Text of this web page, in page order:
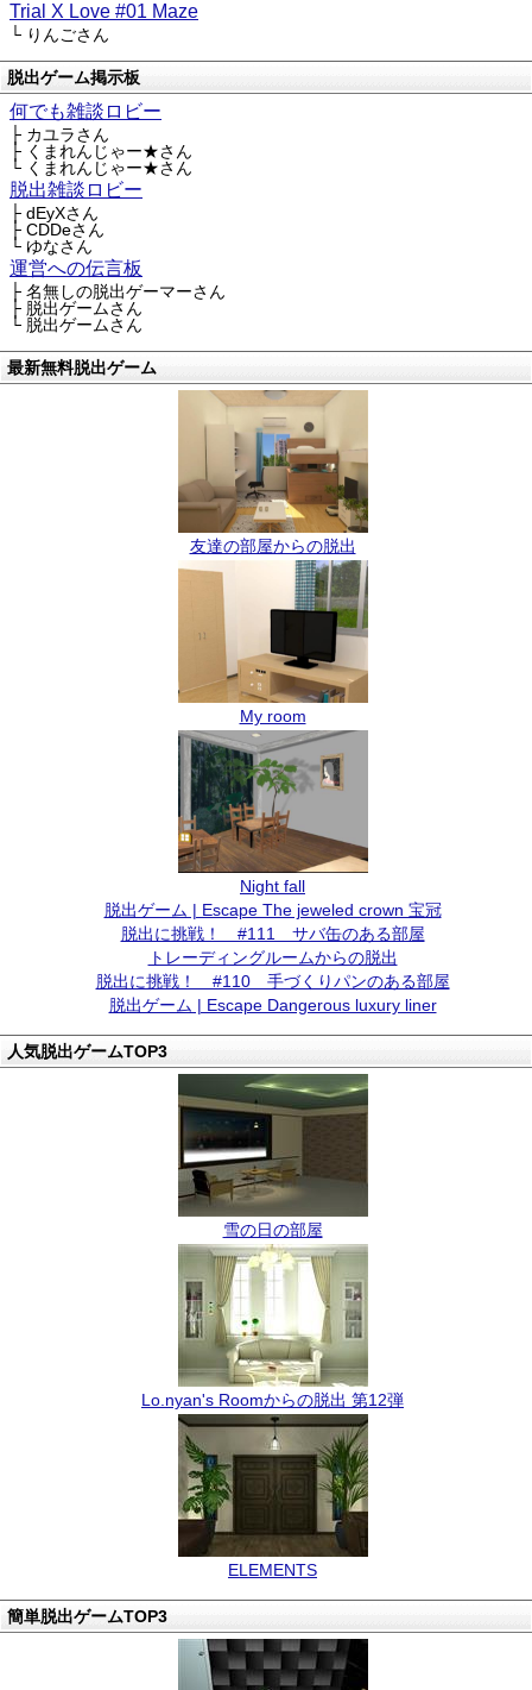
Trial X Love #01 Maze
└ りんごさん
脱出ゲーム掲示板
何でも雑談ロビー
├ カユラさん
├ くまれんじゃー★さん
└ くまれんじゃー★さん
脱出雑談ロビー
├ dEyXさん
├ CDDeさん
└ ゆなさん
運営への伝言板
├ 名無しの脱出ゲーマーさん
├ 脱出ゲームさん
└ 脱出ゲームさん
最新無料脱出ゲーム
友達の部屋からの脱出
My room
Night fall
脱出ゲーム | Escape The jeweled crown 宝冠
脱出に挑戦！ #111 サバ缶のある部屋
トレーディングルームからの脱出
脱出に挑戦！ #110 手づくりパンのある部屋
脱出ゲーム | Escape Dangerous luxury liner
人気脱出ゲームTOP3
雪の日の部屋
Lo.nyan's Roomからの脱出 第12弾
ELEMENTS
簡単脱出ゲームTOP3